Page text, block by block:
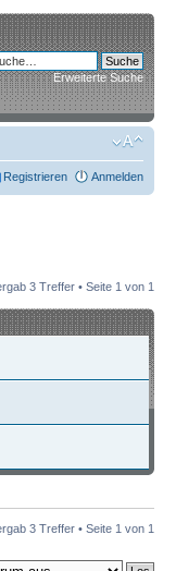
Erweiterte Suche
Registrieren Anmelden
3 Treffer • Seite 1 von 1
3 Treffer • Seite 1 von 1